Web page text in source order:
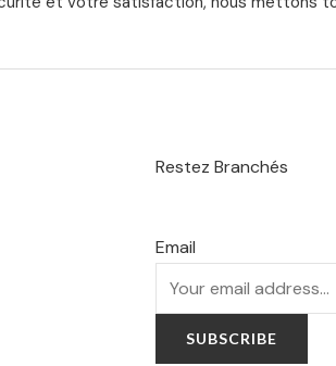
Restez Branchés
Email
SUBSCRIBE